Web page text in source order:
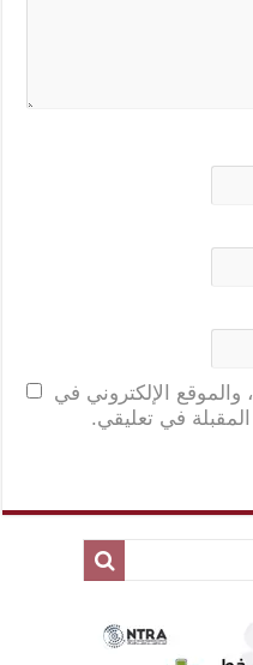
الإلكتروني في
في تعليقي.